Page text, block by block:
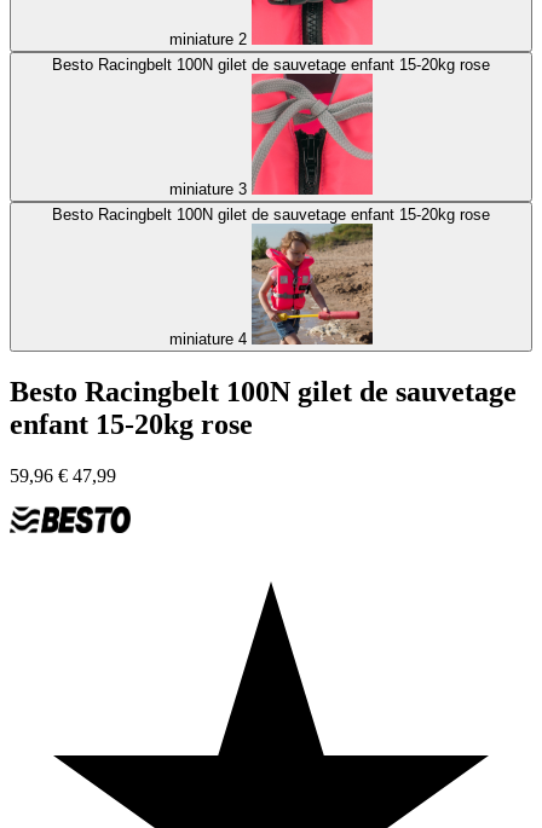
miniature 2
Besto Racingbelt 100N gilet de sauvetage enfant 15-20kg rose
miniature 3
Besto Racingbelt 100N gilet de sauvetage enfant 15-20kg rose
miniature 4
Besto Racingbelt 100N gilet de sauvetage
enfant 15-20kg rose
59,96 € 47,99